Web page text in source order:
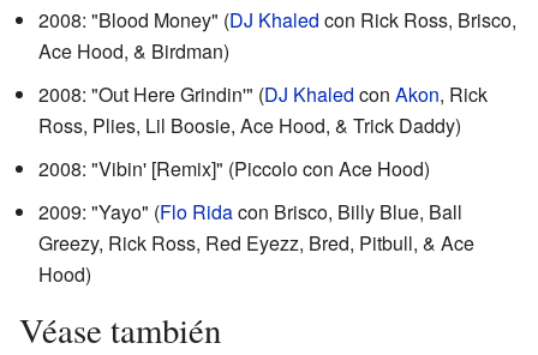
2008: "Blood Money" (DJ Khaled con Rick Ross, Brisco,
Ace Hood, & Birdman)
2008: "Out Here Grindin'" (DJ Khaled con Akon, Rick
Ross, Plies, Lil Boosie, Ace Hood, & Trick Daddy)
2008: "Vibin' [Remix]" (Piccolo con Ace Hood)
2009: "Yayo" (Flo Ridacon Brisco, Billy Blue, Ball
Greezy, Rick Ross, Red Eyezz, Bred, Pitbull, & Ace
Hood)
Véase también